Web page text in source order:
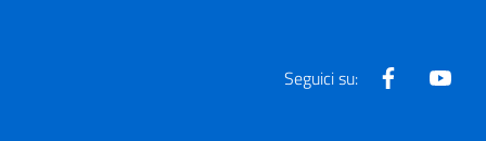
Seguici su: Facebook